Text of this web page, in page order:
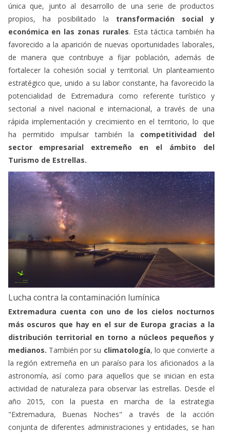
única que, junto al desarrollo de una serie de productos
propios, ha posibilitado la transformación social y
económica en las zonas rurales. Esta táctica también ha
favorecido a la aparición de nuevas oportunidades laborales,
de manera que contribuye a fijar población, además de
fortalecer la cohesión social y territorial. Un planteamiento
estratégico que, unido a su labor constante, ha favorecido la
potencialidad de Extremadura como referente turístico y
sectorial a nivel nacional e internacional, a través de una
rápida implementación y crecimiento en el territorio, lo que
ha permitido impulsar también la competitividad del
sector empresarial extremeño en el ámbito del
Turismo de Estrellas.
Lucha contra la contaminación lumínica
Extremadura cuenta con uno de los cielos nocturnos
más oscuros que hay en el sur de Europa gracias a la
distribución territorial en torno a núcleos pequeños y
medianos. También por su climatología, lo que convierte a
la región extremeña en un paraíso para los aficionados a la
astronomía, así como para aquellos que se inician en esta
actividad de naturaleza para observar las estrellas. Desde el
año 2015, con la puesta en marcha de la estrategia
"Extremadura, Buenas Noches" a través de la acción
conjunta de diferentes administraciones y entidades, se han